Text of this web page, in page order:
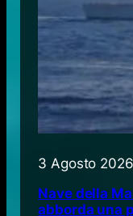
3 Agosto 2026
Nave della
abborda una